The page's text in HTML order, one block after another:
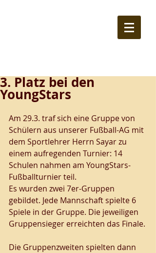
3. Platz bei den
YoungStars
Am 29.3. traf sich eine Gruppe von
Schülern aus unserer Fußball-AG mit
dem Sportlehrer Herrn Sayar zu
einem aufregenden Turnier: 14
Schulen nahmen am YoungStars-
Fußballturnier teil.
Es wurden zwei 7er-Gruppen
gebildet. Jede Mannschaft spielte 6
Spiele in der Gruppe. Die jeweiligen
Gruppensieger erreichten das Finale.
Die Gruppenzweiten spielten dann